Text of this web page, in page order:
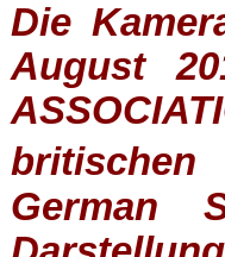
Die
August
britischen
German